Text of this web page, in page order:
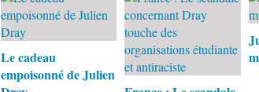
Le cadeau
empoisonné de Julien